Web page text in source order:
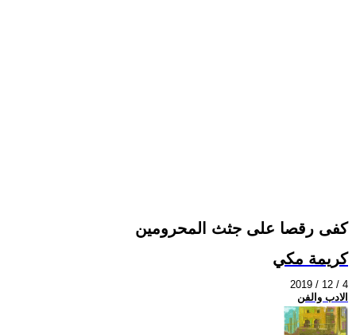
كفى رقصا على جثث المحرومين
كريمة مكي
2019 / 12 / 4
الادب والفن